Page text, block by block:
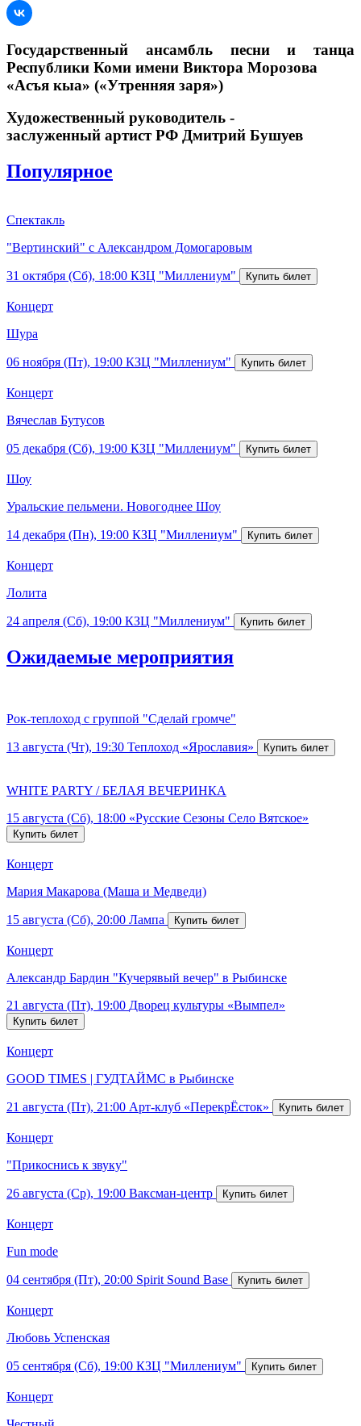
Государственный ансамбль песни и танца
Республики Коми имени Виктора Морозова
«Асъя кыа» («Утренняя заря»)
Художественный руководитель -
заслуженный артист РФ Дмитрий Бушуев
Популярное
Спектакль
"Вертинский" с Александром Домогаровым
31 октября (Сб), 18:00 КЗЦ "Миллениум"
Концерт
Шура
06 ноября (Пт), 19:00 КЗЦ "Миллениум"
Концерт
Вячеслав Бутусов
05 декабря (Сб), 19:00 КЗЦ "Миллениум"
Шоу
Уральские пельмени. Новогоднее Шоу
14 декабря (Пн), 19:00 КЗЦ "Миллениум"
Концерт
Лолита
24 апреля (Сб), 19:00 КЗЦ "Миллениум"
Ожидаемые мероприятия
Рок-теплоход с группой "Сделай громче"
13 августа (Чт), 19:30 Теплоход «Ярославия»
WHITE PARTY / БЕЛАЯ ВЕЧЕРИНКА
15 августа (Сб), 18:00 «Русские Сезоны Село Вятское»
Концерт
Мария Макарова (Маша и Медведи)
15 августа (Сб), 20:00 Лампа
Концерт
Александр Бардин "Кучерявый вечер" в Рыбинске
21 августа (Пт), 19:00 Дворец культуры «Вымпел»
Концерт
GOOD TIMES | ГУДТАЙМС в Рыбинске
21 августа (Пт), 21:00 Арт-клуб «ПерекрЁсток»
Концерт
"Прикоснись к звуку"
26 августа (Ср), 19:00 Ваксман-центр
Концерт
Fun mode
04 сентября (Пт), 20:00 Spirit Sound Base
Концерт
Любовь Успенская
05 сентября (Сб), 19:00 КЗЦ "Миллениум"
Концерт